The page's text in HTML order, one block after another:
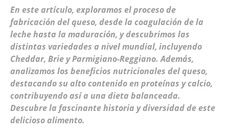
En este artículo, exploramos el proceso de
fabricación del queso, desde la coagulación de la
leche hasta la maduración, y descubrimos las
distintas variedades a nivel mundial, incluyendo
Cheddar, Brie y Parmigiano-Reggiano. Además,
analizamos los beneficios nutricionales del queso,
destacando su alto contenido en proteínas y calcio,
contribuyendo así a una dieta balanceada.
Descubre la fascinante historia y diversidad de este
delicioso alimento.